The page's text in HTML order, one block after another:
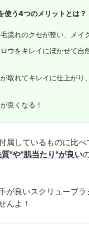
使う4つのメリットとは？
流れのクセが整い、メイ
ウをキレイにぼかせて自
取れてキレイに仕上がり
良くなる！
属しているものに比べ
"や"肌当たり"が良い
が良いスクリューブラ
んよ！